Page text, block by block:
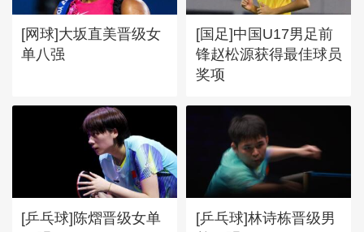
[网球]大坂直美晋级女
单八强
[国足]中国U17男足前
锋赵松源获得最佳球员
奖项
[乒乓球]陈熠晋级女单
[乒乓球]林诗栋晋级男